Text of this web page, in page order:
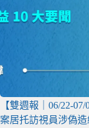
【雙週報｜06/22-
案居托訪視員涉偽